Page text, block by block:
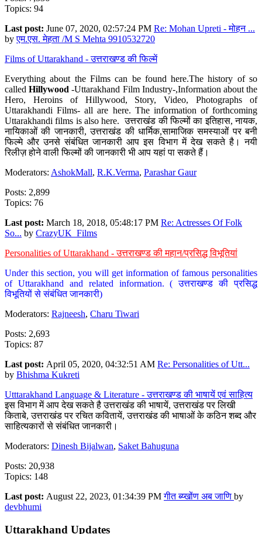
Topics: 94
Last post: June 07, 2020, 02:57:24 PM Re: Mohan Upreti - मोहन ...
byएम.एस. मेहता /M S Mehta 9910532720
Films of Uttarakhand - उत्तराखण्ड की फिल्में
Everything about the Films can be found here.The history of so
calledHillywood-Uttarakhand Film Industry-,Information about the
Hero, Heroins of Hillywood, Story, Video, Photographs of
Uttarakhandi Films- all are here. The information of forthcoming
Uttarakhandi films is also here. उत्तराखंड की फिल्मों का इतिहास, नायक,
नायिकाओं की जानकारी, उत्तराखंड की धार्मिक,सामाजिक समस्याओं पर बनी
फिल्मे और उनसे संबंधित जानकारी आप इस विभाग में देख सकते है। नयी
रिलीज़ होने वाली फिल्मों की जानकारी भी आप यहां पा सकते हैं।
Moderators: AshokMall, R.K.Verma, Parashar Gaur
Posts: 2,899
Topics: 76
Last post: March 18, 2018, 05:48:17 PM Re: Actresses Of Folk
So... by CrazyUK_Films
Personalities of Uttarakhand - उत्तराखण्ड की महान/प्रसिद्ध विभूतियां
Under this section, you will get information of famous personalities
of Uttarakhand and related information. ( उत्तराखण्ड की प्रसिद्ध
विभूतियों से संबंधित जानकारी)
Moderators: Rajneesh, Charu Tiwari
Posts: 2,693
Topics: 87
Last post: April 05, 2020, 04:32:51 AM Re: Personalities of Utt...
by Bhishma Kukreti
Utttarakhand Language & Literature - उत्तराखण्ड की भाषायें एवं साहित्य
इस विभाग में आप देख सकते है उत्तराखंड की भाषायें, उत्तराखंड पर लिखी
किताबे, उत्तराखंड पर रचित कवितायें, उत्तराखंड की भाषाओं के कठिन शब्द और
साहित्यकारों से संबंधित जानकारी।
Moderators: Dinesh Bijalwan, Saket Bahuguna
Posts: 20,938
Topics: 148
Last post: August 22, 2023, 01:34:39 PMगीत ब्य्खोंण अब जाणि by
devbhumi
Uttarakhand Updates